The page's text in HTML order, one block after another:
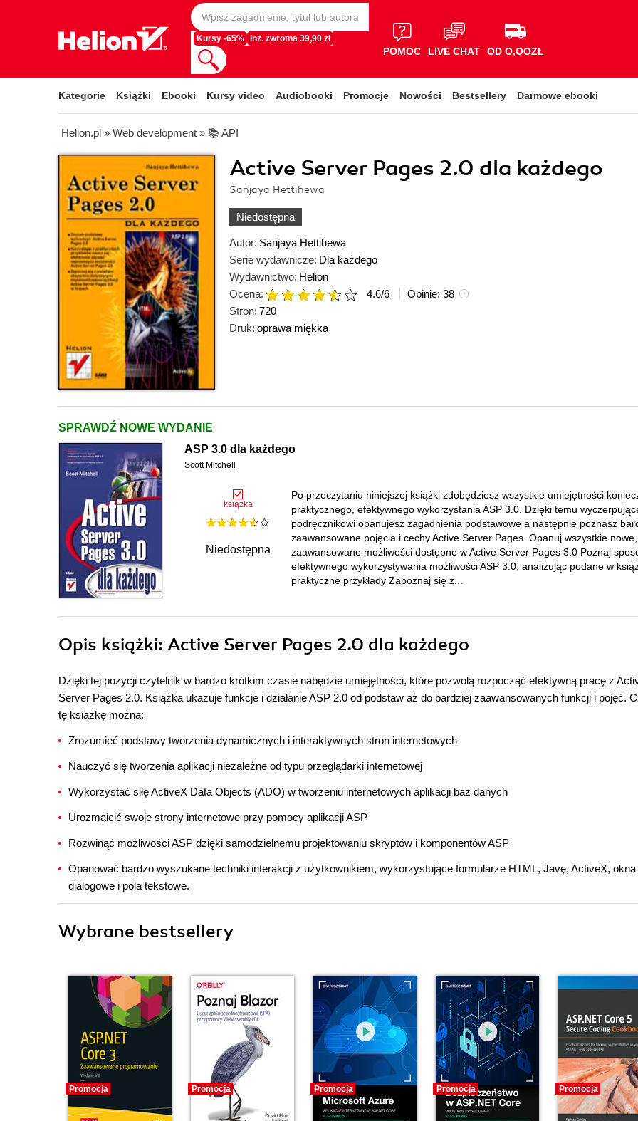
Kursy -65% Inż. zwrotna 39,90 zł
POMOC LIVE CHAT OD O,OOZŁ
Kategorie Książki Ebooki Kursy video Audiobooki Promocje Nowości Bestsellery Darmowe ebooki
Helion.pl » Web development » 📚 API
Active Server Pages 2.0 dla każdego
Sanjaya Hettihewa
Niedostępna
Autor: Sanjaya Hettihewa
Serie wydawnicze: Dla każdego
Wydawnictwo: Helion
Ocena:
4.6/6 Opinie: 38
Stron: 720
Druk: oprawa miękka
SPRAWDŹ NOWE WYDANIE
ASP 3.0 dla każdego
Scott Mitchell
książka
Niedostępna
Po przeczytaniu niniejszej książki zdobędziesz wszystkie umiejętności
praktycznego, efektywnego wykorzystania ASP 3.0. Dzięki temu
podręcznikowi opanujesz zagadnienia podstawowe a następnie poznasz
zaawansowane pojęcia i cechy Active Server Pages. Opanuj wszystkie nowe,
zaawansowane możliwości dostępne w Active Server Pages 3.0 Poznaj
efektywnego wykorzystywania możliwości ASP 3.0, analizując podane w
praktyczne przykłady Zapoznaj się z...
Opis książki: Active Server Pages 2.0 dla każdego
Dzięki tej pozycji czytelnik w bardzo krótkim czasie nabędzie umiejętności, które pozwolą rozpocząć efektywną pracę z
Server Pages 2.0. Książka ukazuje funkcje i działanie ASP 2.0 od podstaw aż do bardziej zaawansowanych funkcji i pojęć.
tę książkę można:
Zrozumieć podstawy tworzenia dynamicznych i interaktywnych stron internetowych
Nauczyć się tworzenia aplikacji niezależne od typu przeglądarki internetowej
Wykorzystać siłę ActiveX Data Objects (ADO) w tworzeniu internetowych aplikacji baz danych
Urozmaicić swoje strony internetowe przy pomocy aplikacji ASP
Rozwinąć możliwości ASP dzięki samodzielnemu projektowaniu skryptów i komponentów ASP
Opanować bardzo wyszukane techniki interakcji z użytkownikiem, wykorzystujące formularze HTML, Javę, ActiveX, okna
dialogowe i pola tekstowe.
Wybrane bestsellery
Promocja Promocja Promocja Promocja Promocja